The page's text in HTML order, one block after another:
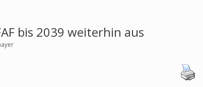
bis 2039 weiterhin aus